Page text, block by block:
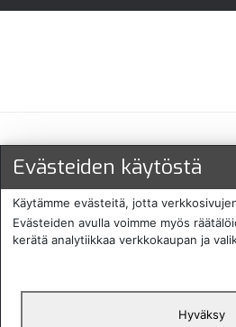
Maksu- ja
Evästeiden käytöstä
Käytämme evästeitä, jotta
Evästeiden avulla voimme myös
kerätä analytiikkaa verkkokaupan ja
Hyväksy